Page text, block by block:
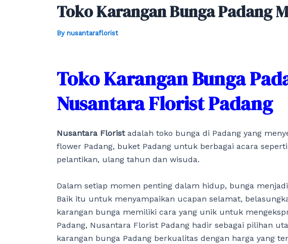
Toko Karangan Bunga Padang
By nusantaraflorist
Toko Karangan Bunga
Nusantara Florist Padang
Nusantara Floristadalah toko bunga di Padang yang
flower Padang, buket Padang untuk berbagai acara
pelantikan, ulang tahun dan wisuda.
Dalam setiap momen penting dalam hidup, bunga
Baik itu untuk menyampaikan ucapan selamat,
karangan bunga memiliki cara yang unik untuk
Padang, Nusantara Florist Padang hadir sebagai pilihan
karangan bunga Padang berkualitas dengan harga yang